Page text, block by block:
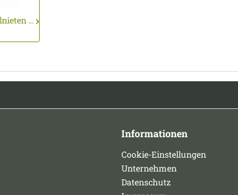
...
Informationen
Cookie-Einstellungen
Unternehmen
Datenschutz